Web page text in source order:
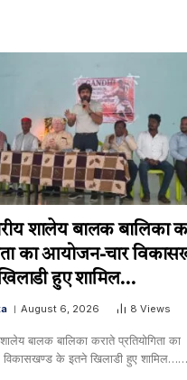
शालेय बालक बालिका
का आयोजन-चार
हुए शामिल…
August 6, 2026 8 Views
बालक बालिका कराते प्रतियोगिता का
के इतने खिलाडी हुए शामिल……